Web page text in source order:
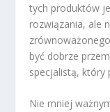
tych produktów
rozwiązania, ale
być dobrze
specjalistą, który
Nie mniej